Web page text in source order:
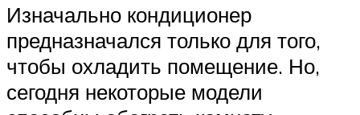
Изначально кондиционер
предназначался только для того,
чтобы охладить помещение. Но,
сегодня некоторые модели